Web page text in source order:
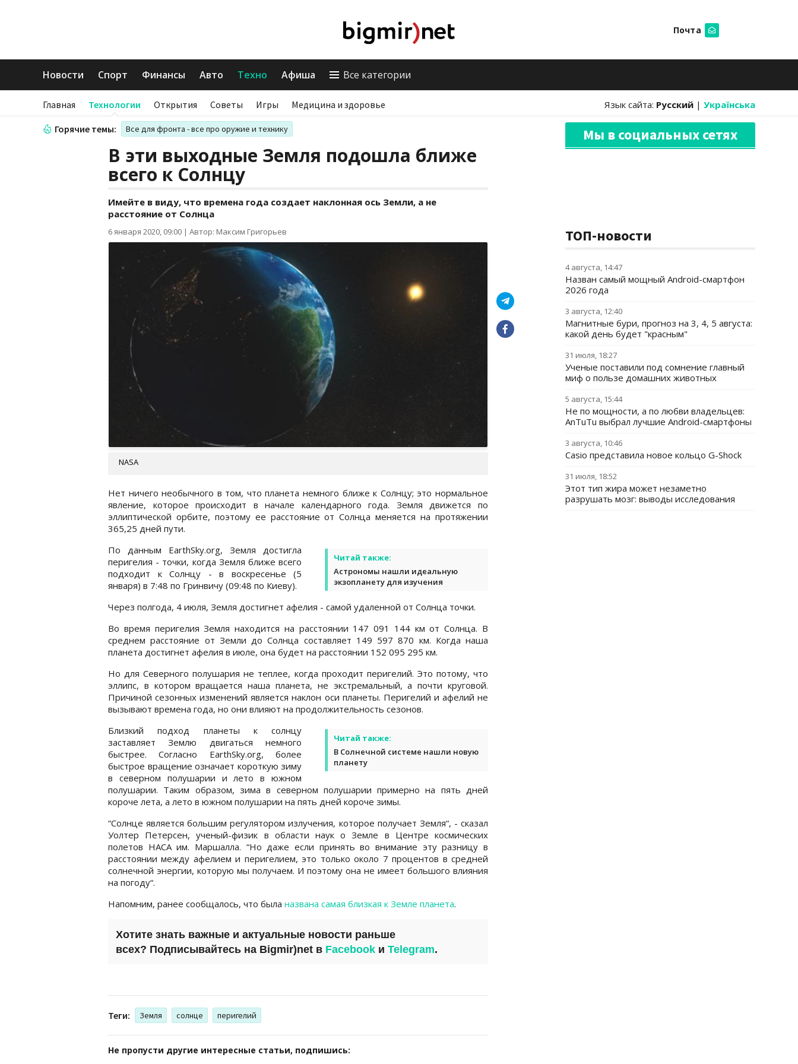
Почта
Новости Спорт Финансы Авто Техно Афиша Все категории
Главная Технологии Открытия Советы Игры Медицина и здоровье Язык сайта: Русский | Українська
Горячие темы: Все для фронта - все про оружие и технику
В эти выходные Земля подошла ближе
всего к Солнцу
Имейте в виду, что времена года создает наклонная ось Земли, а не
расстояние от Солнца
6 января 2020, 09:00 | Автор: Максим Григорьев
NASA
Нет ничего необычного в том, что планета немного ближе к Солнцу; это нормальное
явление, которое происходит в начале календарного года. Земля движется по
эллиптической орбите, поэтому ее расстояние от Солнца меняется на протяжении
365,25 дней пути.
Читай также:
Астрономы нашли идеальную
экзопланету для изучения
По данным EarthSky.org, Земля достигла
перигелия - точки, когда Земля ближе всего
подходит к Солнцу - в воскресенье (5
января) в 7:48 по Гринвичу (09:48 по Киеву).
Через полгода, 4 июля, Земля достигнет афелия - самой удаленной от Солнца точки.
Во время перигелия Земля находится на расстоянии 147 091 144 км от Солнца. В
среднем расстояние от Земли до Солнца составляет 149 597 870 км. Когда наша
планета достигнет афелия в июле, она будет на расстоянии 152 095 295 км.
Но для Северного полушария не теплее, когда проходит перигелий. Это потому, что
эллипс, в котором вращается наша планета, не экстремальный, а почти круговой.
Причиной сезонных изменений является наклон оси планеты. Перигелий и афелий не
вызывают времена года, но они влияют на продолжительность сезонов.
Читай также:
В Солнечной системе нашли новую
планету
Близкий подход планеты к солнцу
заставляет Землю двигаться немного
быстрее. Согласно EarthSky.org, более
быстрое вращение означает короткую зиму
в северном полушарии и лето в южном
полушарии. Таким образом, зима в северном полушарии примерно на пять дней
короче лета, а лето в южном полушарии на пять дней короче зимы.
“Солнце является большим регулятором излучения, которое получает Земля“, - сказал
Уолтер Петерсен, ученый-физик в области наук о Земле в Центре космических
полетов НАСА им. Маршалла. “Но даже если принять во внимание эту разницу в
расстоянии между афелием и перигелием, это только около 7 процентов в средней
солнечной энергии, которую мы получаем. И поэтому она не имеет большого влияния
на погоду“.
Напомним, ранее сообщалось, что была названа самая близкая к Земле планета.
Хотите знать важные и актуальные новости раньше
всех? Подписывайтесь на Bigmir)net в Facebook и Telegram.
Теги: Земля солнце перигелий
Не пропусти другие интересные статьи, подпишись:
Мы в социальных сетях
ТОП-новости
4 августа, 14:47
Назван самый мощный Android-смартфон
2026 года
3 августа, 12:40
Магнитные бури, прогноз на 3, 4, 5 августа:
какой день будет "красным"
31 июля, 18:27
Ученые поставили под сомнение главный
миф о пользе домашних животных
5 августа, 15:44
Не по мощности, а по любви владельцев:
AnTuTu выбрал лучшие Android-смартфоны
3 августа, 10:46
Casio представила новое кольцо G-Shock
31 июля, 18:52
Этот тип жира может незаметно
разрушать мозг: выводы исследования